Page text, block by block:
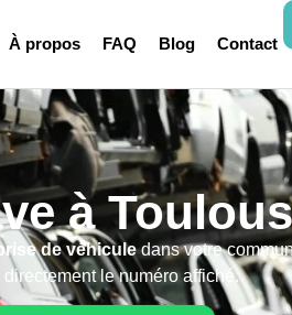
À propos FAQ Blog Contact
à
de véhiculedans votre
directement le numéro affiché.